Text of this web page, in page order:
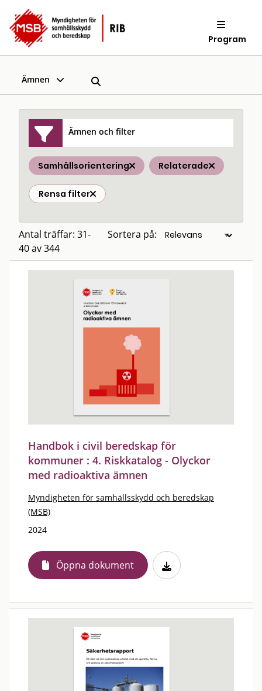
Program
Ämnen
Ämnen och filter
Samhällsorientering Relaterade
Rensa filter
Antal träffar: 31-
40 av 344
Sortera på:
Handbok i civil beredskap för
kommuner : 4. Riskkatalog - Olyckor
med radioaktiva ämnen
Myndigheten för samhällsskydd och beredskap
(MSB)
2024
Öppna dokument